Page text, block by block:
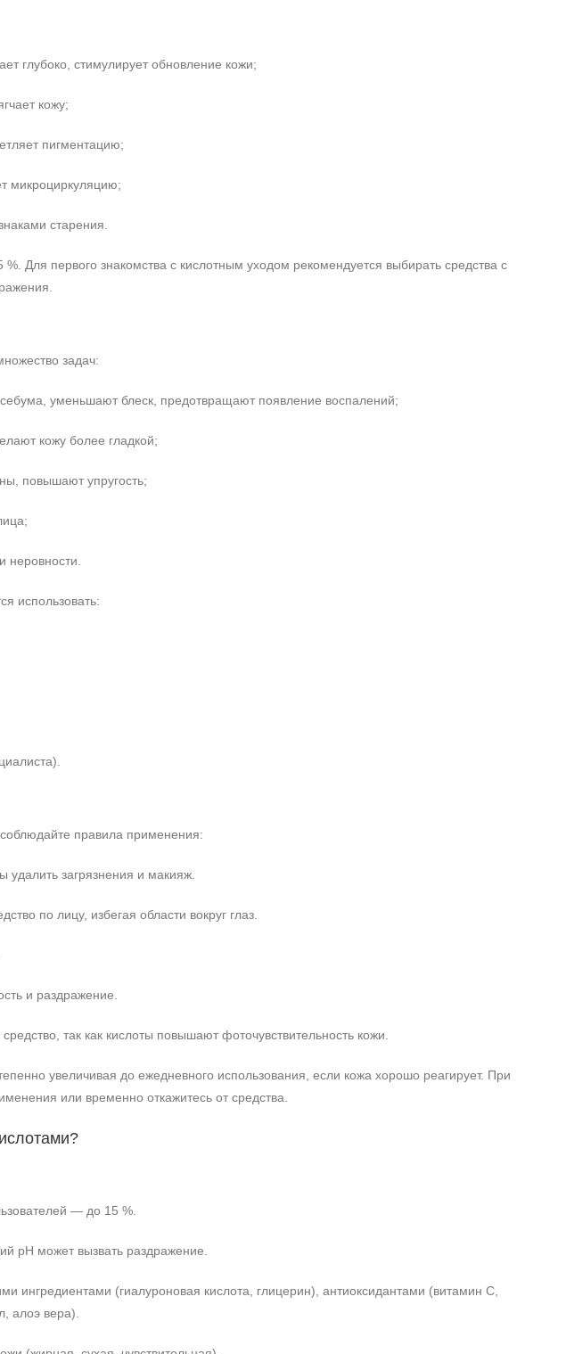
глубоко, стимулирует обновление кожи;
кожу;
пигментацию;
микроциркуляцию;
старения.
Для первого знакомства с кислотным уходом рекомендуется выбирать средства с
задач:
уменьшают блеск, предотвращают появление воспалений;
кожу более гладкой;
повышают упругость;
неровности.
использовать:
правила применения:
загрязнения и макияж.
по лицу, избегая области вокруг глаз.
и раздражение.
так как кислоты повышают фоточувствительность кожи.
увеличивая до ежедневного использования, если кожа хорошо реагирует. При
или временно откажитесь от средства.
— до 15 %.
pH может вызвать раздражение.
(гиалуроновая кислота, глицерин), антиоксидантами (витамин C,
алоэ вера).
консультации
89